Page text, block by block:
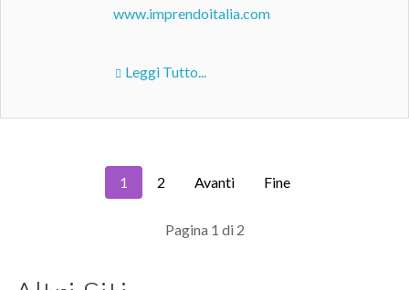
www.imprendoitalia.com
Leggi Tutto...
1 2 Avanti Fine
Pagina 1 di 2